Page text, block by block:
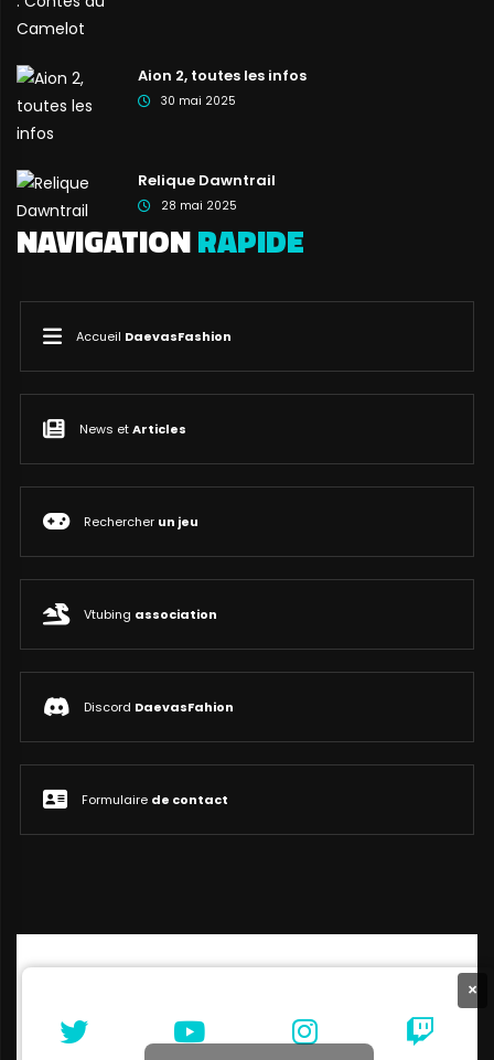
Aion 2, toutes les infos
30 mai 2025
Relique Dawntrail
28 mai 2025
NAVIGATIONRAPIDE
Accueil DaevasFashion
News etArticles
Rechercher un jeu
Vtubing association
Discord DaevasFahion
Formulaire de contact
×